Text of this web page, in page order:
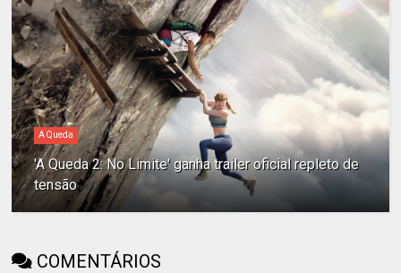
A Queda
'A Queda 2: No Limite' ganha trailer oficial repleto de
tensão
COMENTÁRIOS